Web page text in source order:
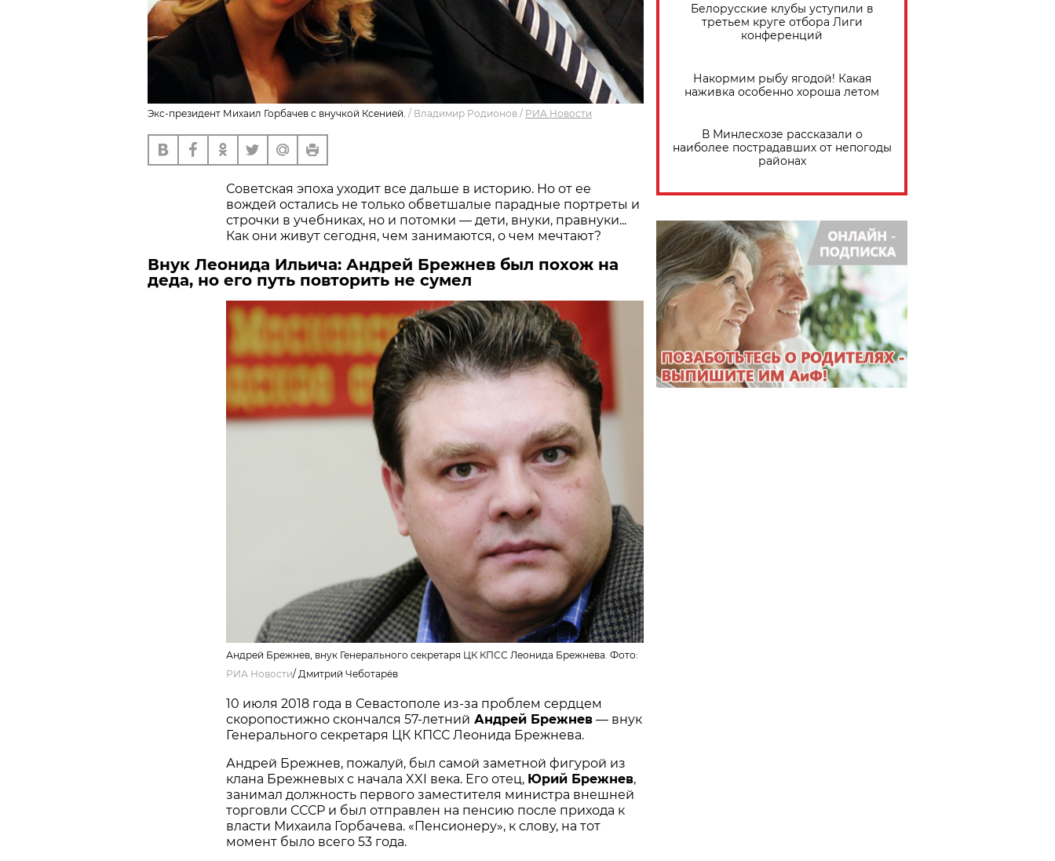
Экс-президент Михаил Горбачев с внучкой Ксенией. / Владимир Родионов / РИА Новости
Советская эпоха уходит все дальше в историю. Но от ее
вождей остались не только обветшалые парадные портреты и
строчки в учебниках, но и потомки — дети, внуки, правнуки...
Как они живут сегодня, чем занимаются, о чем мечтают?
Внук Леонида Ильича: Андрей Брежнев был похож на
деда, но его путь повторить не сумел
Андрей Брежнев, внук Генерального секретаря ЦК КПСС Леонида Брежнева. Фото:
РИА Новости/ Дмитрий Чеботарёв
10 июля 2018 года в Севастополе из-за проблем сердцем
скоропостижно скончался 57-летний Андрей Брежнев — внук
Генерального секретаря ЦК КПСС Леонида Брежнева.
Андрей Брежнев, пожалуй, был самой заметной фигурой из
клана Брежневых с начала XXI века. Его отец, Юрий Брежнев,
занимал должность первого заместителя министра внешней
торговли СССР и был отправлен на пенсию после прихода к
власти Михаила Горбачева. «Пенсионеру», к слову, на тот
момент было всего 53 года.
Белорусские клубы уступили в
третьем круге отбора Лиги
конференций
Накормим рыбу ягодой! Какая
наживка особенно хороша летом
В Минлесхозе рассказали о
наиболее пострадавших от непогоды
районах